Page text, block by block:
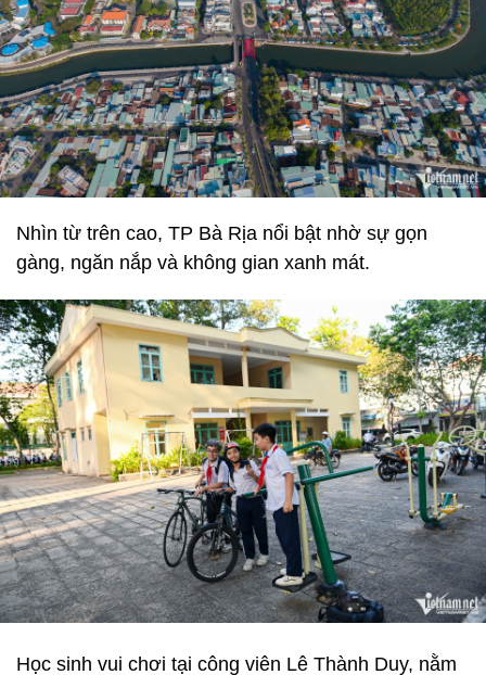
Nhìn từ trên cao, TP Bà Rịa nổi bật nhờ sự gọn
gàng, ngăn nắp và không gian xanh mát.
Học sinh vui chơi tại công viên Lê Thành Duy, nằm